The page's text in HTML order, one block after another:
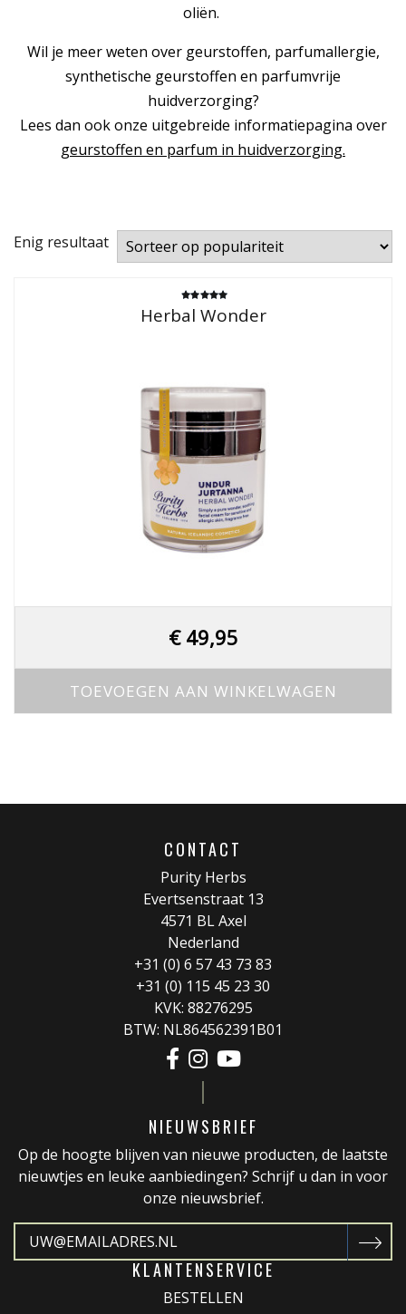
oliën.
Wil je meer weten over geurstoffen, parfumallergie,
synthetische geurstoffen en parfumvrije
huidverzorging?
Lees dan ook onze uitgebreide informatiepagina over
geurstoffen en parfum in huidverzorging.
Enig resultaat
Gewaardeerd
5.00
Herbal Wonder
€49,95
TOEVOEGEN AAN WINKELWAGEN
CONTACT
Purity Herbs
Evertsenstraat 13
4571 BL Axel
Nederland
+31 (0) 6 57 43 73 83
+31 (0) 115 45 23 30
KVK: 88276295
BTW: NL864562391B01
NIEUWSBRIEF
Op de hoogte blijven van nieuwe producten, de laatste
nieuwtjes en leuke aanbiedingen? Schrijf u dan in voor
onze nieuwsbrief.
KLANTENSERVICE
BESTELLEN